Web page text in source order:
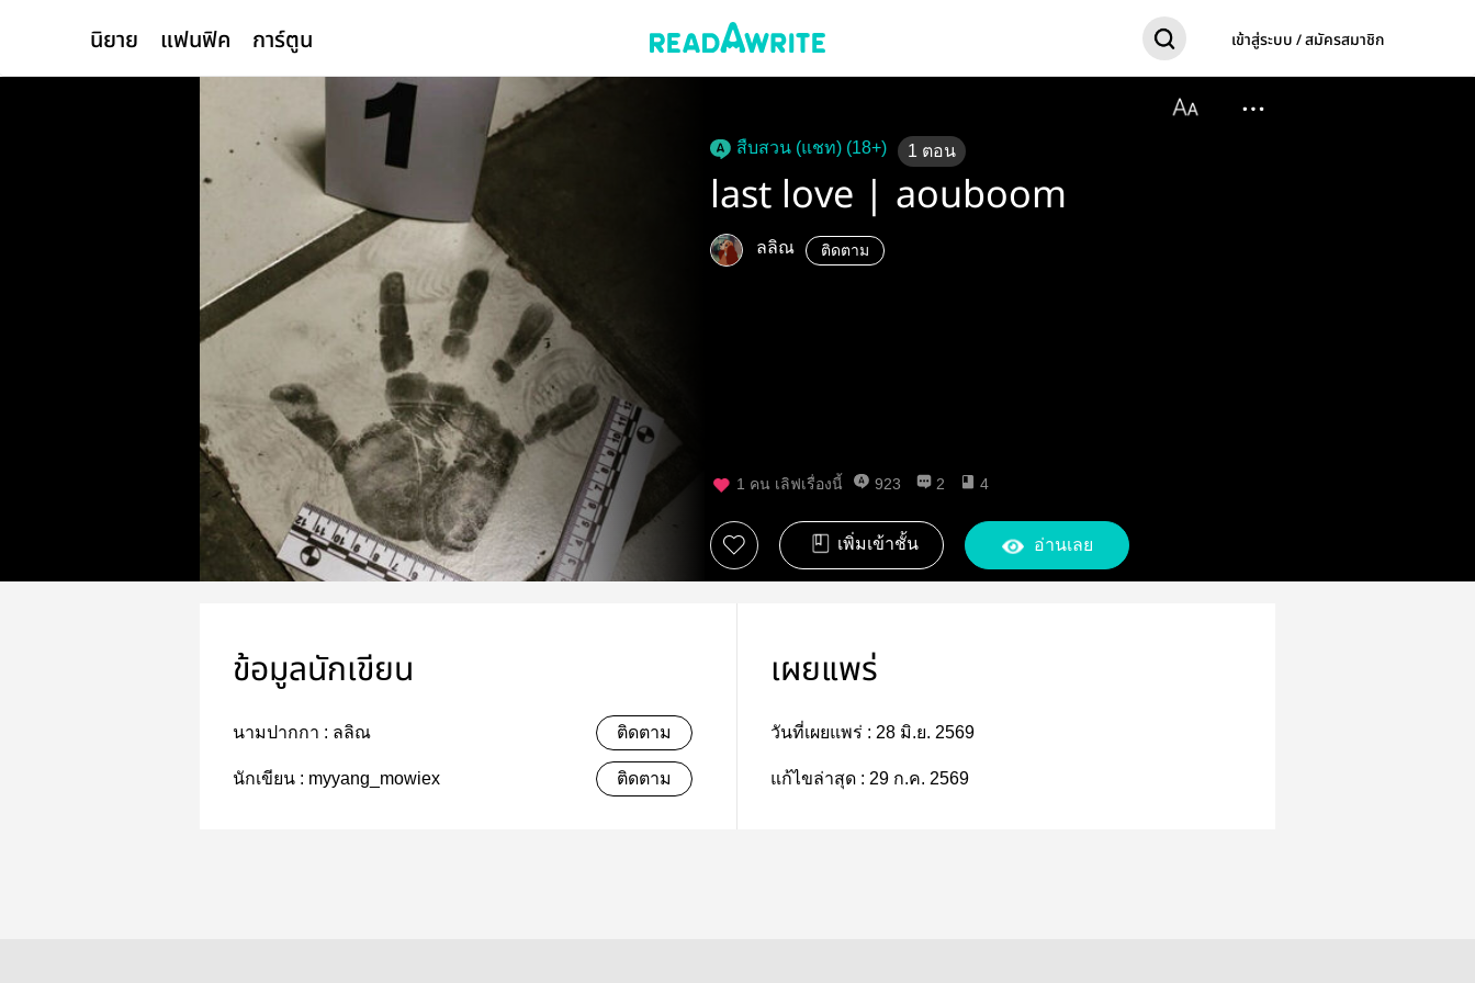
นิยาย แฟนฟิค การ์ตูน เข้าสู่ระบบ / สมัครสมาชิก
สืบสวน (แชท) (18+) 1 ตอน
last love | aouboom
ลลิณ ติดตาม
1 คน เลิฟเรื่องนี้ 923 2 4
เพิ่มเข้าชั้น อ่านเลย
ข้อมูลนักเขียน
นามปากกา : ลลิณ ติดตาม
นักเขียน : myyang_mowiex ติดตาม
เผยแพร่
วันที่เผยแพร่ : 28 มิ.ย. 2569
แก้ไขล่าสุด : 29 ก.ค. 2569